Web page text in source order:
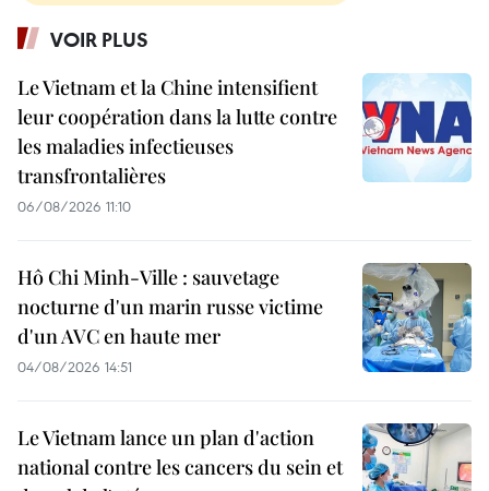
VOIR PLUS
Le Vietnam et la Chine intensifient
leur coopération dans la lutte contre
les maladies infectieuses
transfrontalières
06/08/2026 11:10
Hô Chi Minh-Ville : sauvetage
nocturne d'un marin russe victime
d'un AVC en haute mer
04/08/2026 14:51
Le Vietnam lance un plan d'action
national contre les cancers du sein et